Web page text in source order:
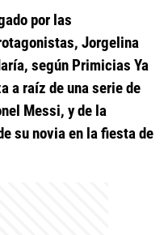
por las
Jorgelina
según Primicias Ya
a raíz de una serie de
Messi, y de la
su novia en la fiesta de